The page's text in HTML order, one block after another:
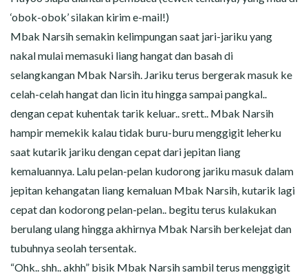
‘obok-obok’ silakan kirim e-mail!)
Mbak Narsih semakin kelimpungan saat jari-jariku yang
nakal mulai memasuki liang hangat dan basah di
selangkangan Mbak Narsih. Jariku terus bergerak masuk ke
celah-celah hangat dan licin itu hingga sampai pangkal..
dengan cepat kuhentak tarik keluar.. srett.. Mbak Narsih
hampir memekik kalau tidak buru-buru menggigit leherku
saat kutarik jariku dengan cepat dari jepitan liang
kemaluannya. Lalu pelan-pelan kudorong jariku masuk dalam
jepitan kehangatan liang kemaluan Mbak Narsih, kutarik lagi
cepat dan kodorong pelan-pelan.. begitu terus kulakukan
berulang ulang hingga akhirnya Mbak Narsih berkelejat dan
tubuhnya seolah tersentak.
“Ohk.. shh.. akhh” bisik Mbak Narsih sambil terus menggigit